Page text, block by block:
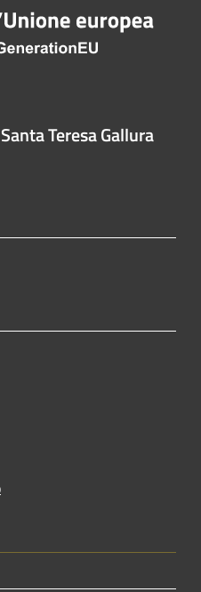
Teresa Gallura